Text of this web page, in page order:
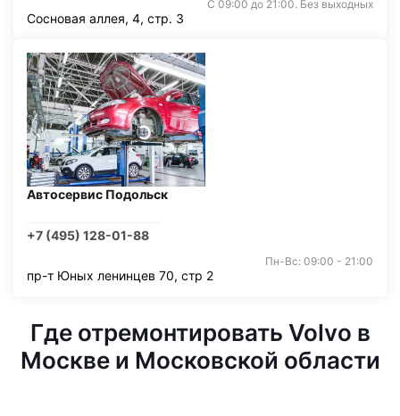
С 09:00 до 21:00. Без выходных
Сосновая аллея, 4, стр. 3
Автосервис Подольск
+7 (495) 128-01-88
Пн-Вс: 09:00 - 21:00
пр-т Юных ленинцев 70, стр 2
Где отремонтировать Volvo в
Москве и Московской области